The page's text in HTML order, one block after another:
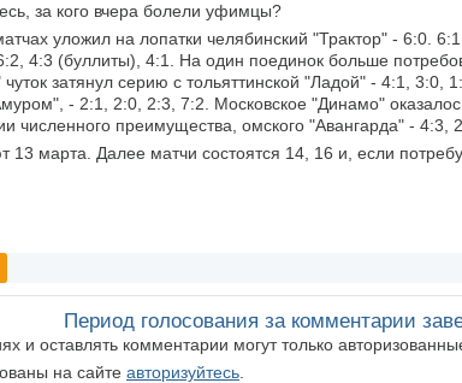
за кого вчера болели уфимцы?
уложил на лопатки челябинский "Трактор" - 6:0.
4:3 (буллиты), 4:1. На один поединок больше
чуток затянул серию с тольяттинской "Ладой" - 4:1,
- 2:1, 2:0, 2:3, 7:2. Московское "Динамо"
численного преимущества, омского "Авангарда" - 4:3,
13 марта. Далее матчи состоятся 14, 16 и, если
Период голосования за комментарии
и оставлять комментарии могут только
на сайте авторизуйтесь